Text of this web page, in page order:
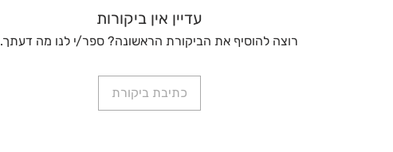
עדיין אין ביקורות
רוצה להוסיף את הביקורת הראשונה? ספר/י לנו מה דעתך.
כתיבת ביקורת